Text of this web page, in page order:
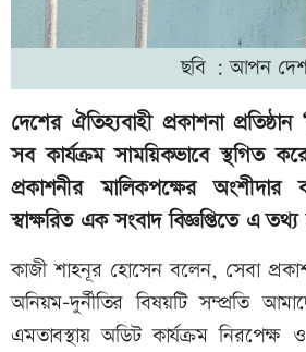
ছবি : আপন
দেশের ঐতিহ্যবাহী প্রকাশনা প্রতিষ্ঠান
সব কার্যক্রম সাময়িকভাবে স্থগিত
প্রকাশনীর মালিকপক্ষের
স্বাক্ষরিত এক সংবাদ বিজ্ঞপ্তিতে এ
কাজী শাহনূর হোসেন বলেন, সেবা
অনিয়ম–দুর্নীতির বিষয়টি সম্প্রতি
এমতাবস্থায় অডিট কার্যক্রম নিরপেক্ষ